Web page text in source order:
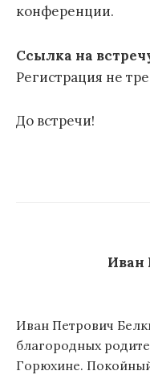
конференции.
Ссылка на
Регистрация не
До встречи!
Иван
Иван Петрович
благородных
Горюхине.